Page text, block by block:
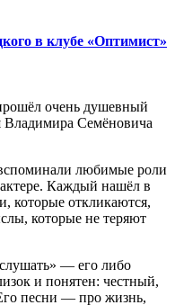
в клубе «Оптимист»
очень душевный
Семёновича
любимые роли
Каждый нашёл в
которые откликаются,
которые не теряют
— его либо
и понятен: честный,
песни — про жизнь,